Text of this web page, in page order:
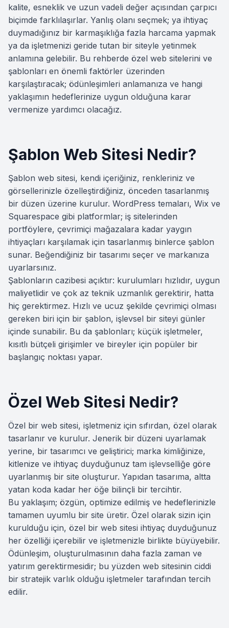
kalite, esneklik ve uzun vadeli değer açısından çarpıcı
biçimde farklılaşırlar. Yanlış olanı seçmek; ya ihtiyaç
duymadığınız bir karmaşıklığa fazla harcama yapmak
ya da işletmenizi geride tutan bir siteyle yetinmek
anlamına gelebilir. Bu rehberde özel web sitelerini ve
şablonları en önemli faktörler üzerinden
karşılaştıracak; ödünleşimleri anlamanıza ve hangi
yaklaşımın hedeflerinize uygun olduğuna karar
vermenize yardımcı olacağız.
Şablon Web Sitesi Nedir?
Şablon web sitesi, kendi içeriğiniz, renkleriniz ve
görsellerinizle özelleştirdiğiniz, önceden tasarlanmış
bir düzen üzerine kurulur. WordPress temaları, Wix ve
Squarespace gibi platformlar; iş sitelerinden
portföylere, çevrimiçi mağazalara kadar yaygın
ihtiyaçları karşılamak için tasarlanmış binlerce şablon
sunar. Beğendiğiniz bir tasarımı seçer ve markanıza
uyarlarsınız.
Şablonların cazibesi açıktır: kurulumları hızlıdır, uygun
maliyetlidir ve çok az teknik uzmanlık gerektirir, hatta
hiç gerektirmez. Hızlı ve ucuz şekilde çevrimiçi olması
gereken biri için bir şablon, işlevsel bir siteyi günler
içinde sunabilir. Bu da şablonları; küçük işletmeler,
kısıtlı bütçeli girişimler ve bireyler için popüler bir
başlangıç noktası yapar.
Özel Web Sitesi Nedir?
Özel bir web sitesi, işletmeniz için sıfırdan, özel olarak
tasarlanır ve kurulur. Jenerik bir düzeni uyarlamak
yerine, bir tasarımcı ve geliştirici; marka kimliğinize,
kitlenize ve ihtiyaç duyduğunuz tam işlevselliğe göre
uyarlanmış bir site oluşturur. Yapıdan tasarıma, altta
yatan koda kadar her öğe bilinçli bir tercihtir.
Bu yaklaşım; özgün, optimize edilmiş ve hedeflerinizle
tamamen uyumlu bir site üretir. Özel olarak sizin için
kurulduğu için, özel bir web sitesi ihtiyaç duyduğunuz
her özelliği içerebilir ve işletmenizle birlikte büyüyebilir.
Ödünleşim, oluşturulmasının daha fazla zaman ve
yatırım gerektirmesidir; bu yüzden web sitesinin ciddi
bir stratejik varlık olduğu işletmeler tarafından tercih
edilir.